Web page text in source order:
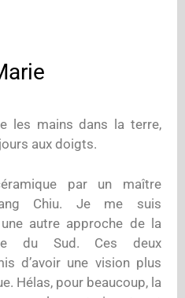
les mains dans la terre,
aux doigts.
par un maître
Chiu. Je me suis
autre approche de la
du Sud. Ces deux
d’avoir une vision plus
Hélas, pour beaucoup, la